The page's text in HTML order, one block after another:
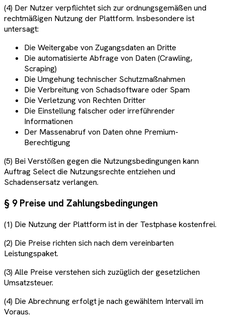
(4) Der Nutzer verpflichtet sich zur ordnungsgemäßen und
rechtmäßigen Nutzung der Plattform. Insbesondere ist
untersagt:
Die Weitergabe von Zugangsdaten an Dritte
Die automatisierte Abfrage von Daten (Crawling,
Scraping)
Die Umgehung technischer Schutzmaßnahmen
Die Verbreitung von Schadsoftware oder Spam
Die Verletzung von Rechten Dritter
Die Einstellung falscher oder irreführender
Informationen
Der Massenabruf von Daten ohne Premium-
Berechtigung
(5) Bei Verstößen gegen die Nutzungsbedingungen kann
Auftrag Select die Nutzungsrechte entziehen und
Schadensersatz verlangen.
§ 9 Preise und Zahlungsbedingungen
(1) Die Nutzung der Plattform ist in der Testphase kostenfrei.
(2) Die Preise richten sich nach dem vereinbarten
Leistungspaket.
(3) Alle Preise verstehen sich zuzüglich der gesetzlichen
Umsatzsteuer.
(4) Die Abrechnung erfolgt je nach gewähltem Intervall im
Voraus.